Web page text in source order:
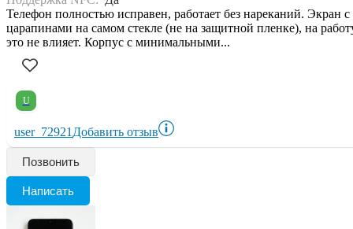
Телефон полностью исправен, работает без нареканий. Экран с
царапинами на самом стекле (не на защитной пленке), на
это не влияет. Корпус с минимальными...
U
user_72921 Добавить отзыв
Позвонить
Написать